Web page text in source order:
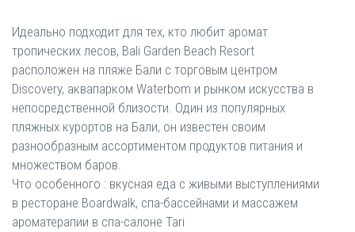
Идеально подходит для тех, кто любит аромат
тропических лесов, Bali Garden Beach Resort
расположен на пляже Бали с торговым центром
Discovery, аквапарком Waterbom и рынком искусства в
непосредственной близости. Один из популярных
пляжных курортов на Бали, он известен своим
разнообразным ассортиментом продуктов питания и
множеством баров.
Что особенного : вкусная еда с живыми выступлениями
в ресторане Boardwalk, спа-бассейнами и массажем
ароматерапии в спа-салоне Tari